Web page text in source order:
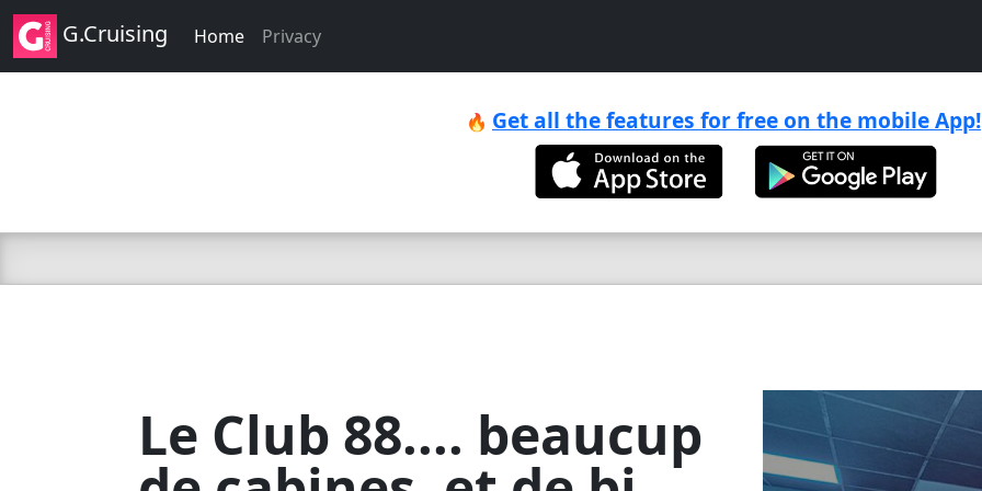
G.Cruising Home Privacy
🔥 Get all the features for free on the mobile App!
Le Club 88.... beaucup